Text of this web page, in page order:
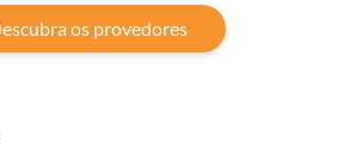
os provedores